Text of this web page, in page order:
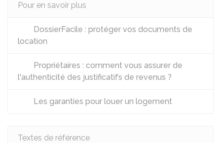
Pour en savoir plus
DossierFacile : protéger vos documents de
location
Propriétaires : comment vous assurer de
l'authenticité des justificatifs de revenus ?
Les garanties pour louer un logement
Textes de référence